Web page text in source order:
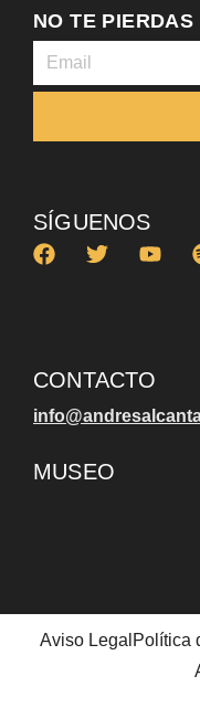
NO TE PIERDAS
SÍGUENOS
CONTACTO
MUSEO
Aviso Legal Política